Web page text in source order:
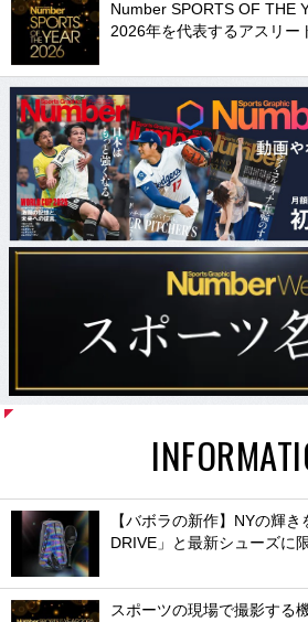
Number SPORTS OF THE
2026年を代表するアスリー
【バボラの新作】NYの輝
DRIVE」と最新シューズに
スポーツの現場で撮影する